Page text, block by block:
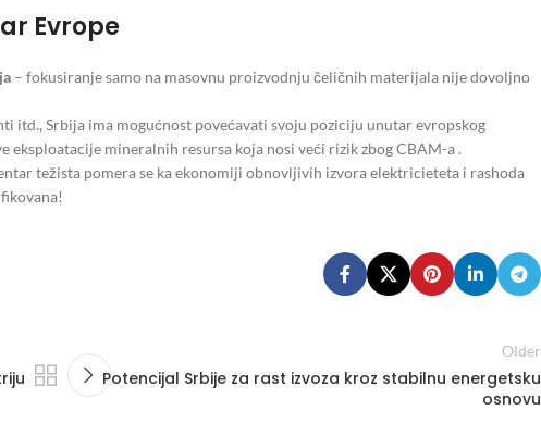
Evrope
– fokusiranje samo na masovnu proizvodnju čeličnih materijala nije dovoljno
itd., Srbija ima mogućnost povećavati svoju poziciju unutar evropskog
mineralnih resursa koja nosi veći rizik zbog CBAM-a .
težista pomera se ka ekonomiji obnovljivih izvora elektricieteta i rashoda
Older
Potencijal Srbije za rast izvoza kroz stabilnu energetsku
osnovu